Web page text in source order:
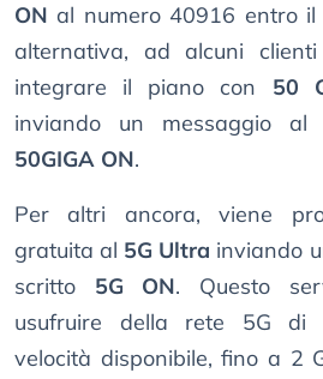
ON al numero 40916 entro
alternativa, ad alcuni
integrare il piano con 50
inviando un messaggio
50GIGA ON.
Per altri ancora, viene
gratuita al 5G Ultra inviando
scritto 5G ON. Questo
usufruire della rete 5G di
velocità disponibile, fino a 2